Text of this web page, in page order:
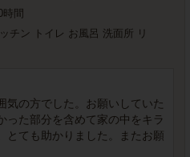
時間
チン トイレ お風呂 洗面所 リ
気の方でした。お願いしていた
った部分を含めて家の中をキラ
とても助かりました。またお願